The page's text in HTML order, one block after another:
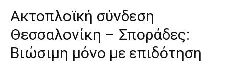
Ακτοπλοϊκή σύνδεση
Θεσσαλονίκη – Σποράδες:
Βιώσιμη μόνο με επιδότηση